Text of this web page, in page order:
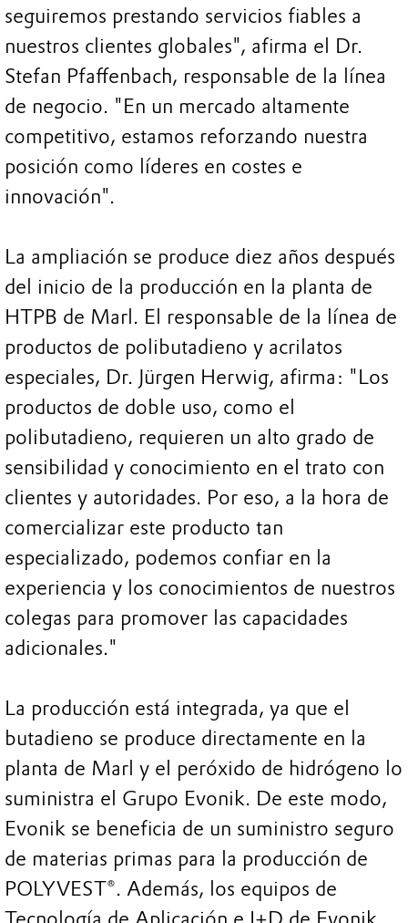
seguiremos prestando servicios fiables a
nuestros clientes globales", afirma el Dr.
Stefan Pfaffenbach, responsable de la línea
de negocio. "En un mercado altamente
competitivo, estamos reforzando nuestra
posición como líderes en costes e
innovación".
La ampliación se produce diez años después
del inicio de la producción en la planta de
HTPB de Marl. El responsable de la línea de
productos de polibutadieno y acrilatos
especiales, Dr. Jürgen Herwig, afirma: "Los
productos de doble uso, como el
polibutadieno, requieren un alto grado de
sensibilidad y conocimiento en el trato con
clientes y autoridades. Por eso, a la hora de
comercializar este producto tan
especializado, podemos confiar en la
experiencia y los conocimientos de nuestros
colegas para promover las capacidades
adicionales."
La producción está integrada, ya que el
butadieno se produce directamente en la
planta de Marl y el peróxido de hidrógeno lo
suministra el Grupo Evonik. De este modo,
Evonik se beneficia de un suministro seguro
de materias primas para la producción de
POLYVEST®. Además, los equipos de